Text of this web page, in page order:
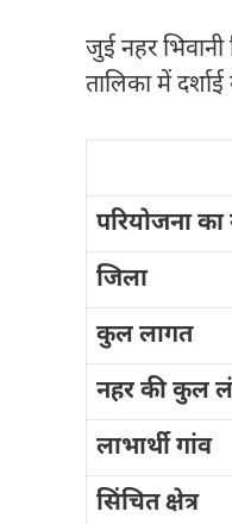
जुई नहर भिवानी
तालिका में
परियोजना का
जिला
कुल लागत
नहर की कुल
लाभार्थी गांव
सिंचित क्षेत्र